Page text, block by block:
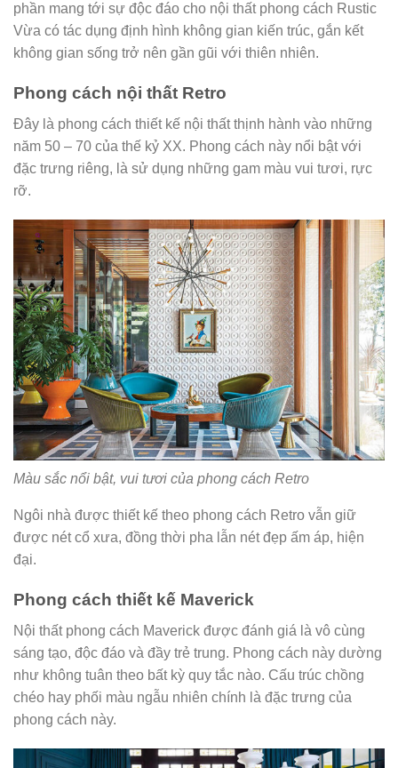
phần mang tới sự độc đáo cho nội thất phong cách Rustic
Vừa có tác dụng định hình không gian kiến trúc, gắn kết
không gian sống trở nên gần gũi với thiên nhiên.
Phong cách nội thất Retro
Đây là phong cách thiết kế nội thất thịnh hành vào những
năm 50 – 70 của thế kỷ XX. Phong cách này nổi bật với
đặc trưng riêng, là sử dụng những gam màu vui tươi, rực
rỡ.
Màu sắc nổi bật, vui tươi của phong cách Retro
Ngôi nhà được thiết kế theo phong cách Retro vẫn giữ
được nét cổ xưa, đồng thời pha lẫn nét đẹp ấm áp, hiện
đại.
Phong cách thiết kế Maverick
Nội thất phong cách Maverick được đánh giá là vô cùng
sáng tạo, độc đáo và đầy trẻ trung. Phong cách này dường
như không tuân theo bất kỳ quy tắc nào. Cấu trúc chồng
chéo hay phối màu ngẫu nhiên chính là đặc trưng của
phong cách này.